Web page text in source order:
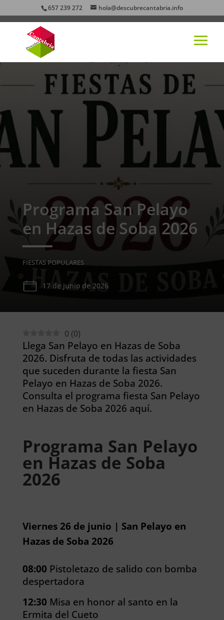
657 239 272 hola@descubrecantabria.info
Programa San Pelayo
en Hazas de Soba 2026
FIESTAS POPULARES
17 de junio de 2026
0 (0)
Llega San Pelayo en Hazas de Soba
2026. Disfruta de todas las actividades
que suceden durante la fiesta San
Pelayo en Hazas de Soba 2026.
Consulta el programa fiesta San Pelayo
en Hazas de Soba 2026 aquí.
Programa San Pelayo
en Hazas de Soba
2026
Viernes 26 de junio | San Pelayo en
Hazas de Soba 2026
08:00 Pistoletazo de salido con bomba
despertadora
12:30 Misa en honor al santo en la
Ermita del Cueto